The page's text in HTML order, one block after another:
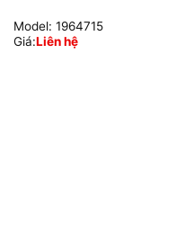
Model: 1964715
Giá:Liên hệ